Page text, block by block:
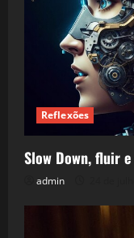
Reflexões
Slow Down, fluir
admin